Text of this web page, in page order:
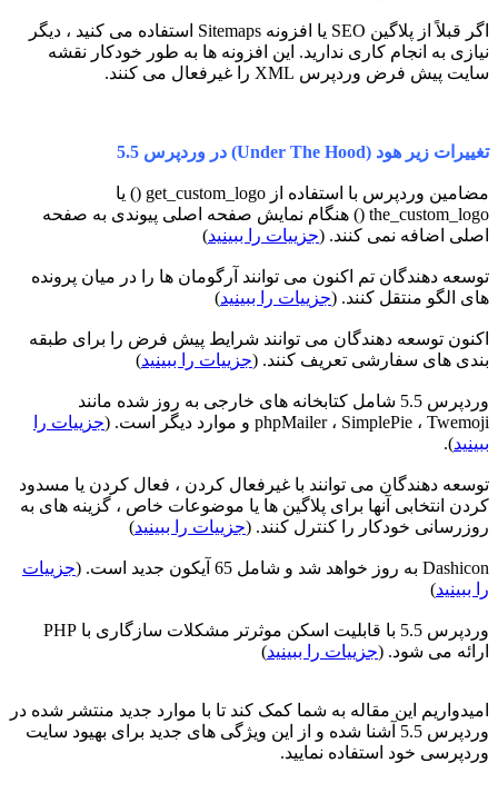
اگر قبلاً از پلاگین SEO یا افزونه Sitemaps استفاده می کنید ، دیگر
نیازی به انجام کاری ندارید. این افزونه ها به طور خودکار نقشه
سایت پیش فرض وردپرس XML را غیرفعال می کنند.
تغییرات زیر هود (Under The Hood) در وردپرس 5.5
مضامین وردپرس با استفاده از get_custom_logo () یا
the_custom_logo () هنگام نمایش صفحه اصلی پیوندی به صفحه
اصلی اضافه نمی کنند. (جزییات را ببینید)
توسعه دهندگان تم اکنون می توانند آرگومان ها را در میان پرونده
های الگو منتقل کنند. (جزییات را ببینید)
اکنون توسعه دهندگان می توانند شرایط پیش فرض را برای طبقه
بندی های سفارشی تعریف کنند. (جزییات را ببینید)
وردپرس 5.5 شامل کتابخانه های خارجی به روز شده مانند
phpMailer ، SimplePie ، Twemoji و موارد دیگر است. (
جزییات را
ببینید).
توسعه دهندگان می توانند با غیرفعال کردن ، فعال کردن یا مسدود
کردن انتخابی آنها برای پلاگین ها یا موضوعات خاص ، گزینه های به
روزرسانی خودکار را کنترل کنند. (جزییات را ببینید)
Dashicon به روز خواهد شد و شامل 65 آیکون جدید است. (
جزییات
را ببینید)
وردپرس 5.5 با قابلیت اسکن موثرتر مشکلات سازگاری با PHP
ارائه می شود. (جزییات را ببینید)
امیدواریم این مقاله به شما کمک کند تا با موارد جدید منتشر شده در
وردپرس 5.5 آشنا شده و از این ویژگی های جدید برای بهیود سایت
وردپرسی خود استفاده نمایید.